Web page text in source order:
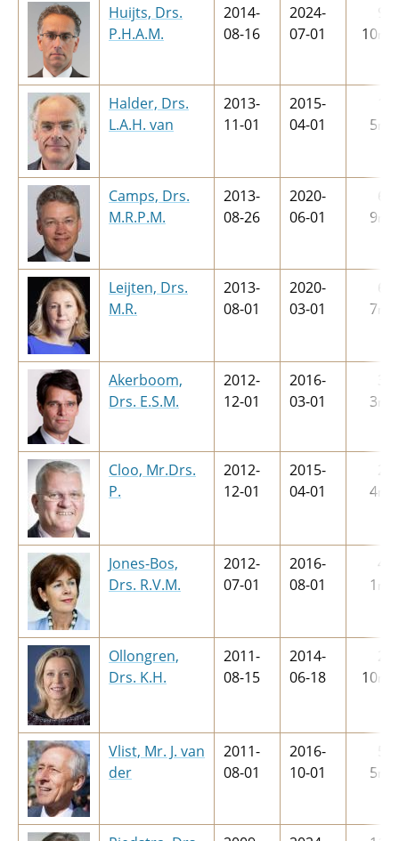
Huijts, Drs.
P.H.A.M.
2014-
08-16
2024-
07-01
9
10m
Halder, Drs.
L.A.H. van
2013-
11-01
2015-
04-01
5m
Camps, Drs.
M.R.P.M.
2013-
08-26
2020-
06-01
6
9m
Leijten, Drs.
M.R.
2013-
08-01
2020-
03-01
6
7m
Akerboom,
Drs. E.S.M.
2012-
12-01
2016-
03-01
3
3m
Cloo, Mr.Drs.
P.
2012-
12-01
2015-
04-01
2
4m
Jones-Bos,
Drs. R.V.M.
2012-
07-01
2016-
08-01
4
1 m
Ollongren,
Drs. K.H.
2011-
08-15
2014-
06-18
2
10m
Vlist, Mr. J. van
der
2011-
08-01
2016-
10-01
5m